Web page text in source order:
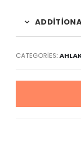
CATEGORIES: